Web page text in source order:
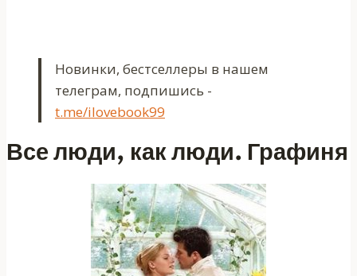
Новинки, бестселлеры в нашем
телеграм, подпишись -
t.me/ilovebook99
Все люди, как люди. Графиня